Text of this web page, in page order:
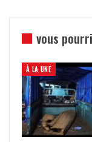
vous
À LA UNE